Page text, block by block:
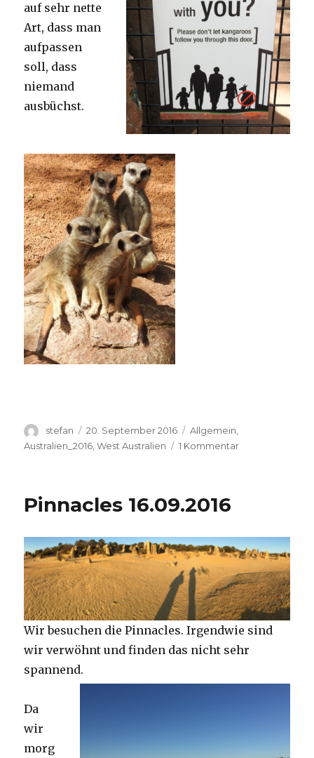
auf sehr nette
Art, dass man
aufpassen
soll, dass
niemand
ausbüchst.
Autor
stefan
Veröffentlicht
am
20. September 2016 Kategorien
Allgemein,
Australien_2016 ,West Australien 1 Kommentarzu
Pinnacles 16.09.2016
Wir besuchen die Pinnacles. Irgendwie sind
wir verwöhnt und finden das nicht sehr
spannend.
Da
wir
morg